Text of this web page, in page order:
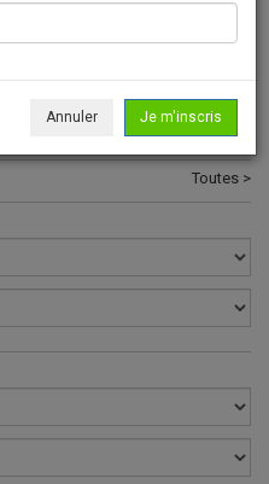
Tous >
Toutes >
Annuler Je m'inscris